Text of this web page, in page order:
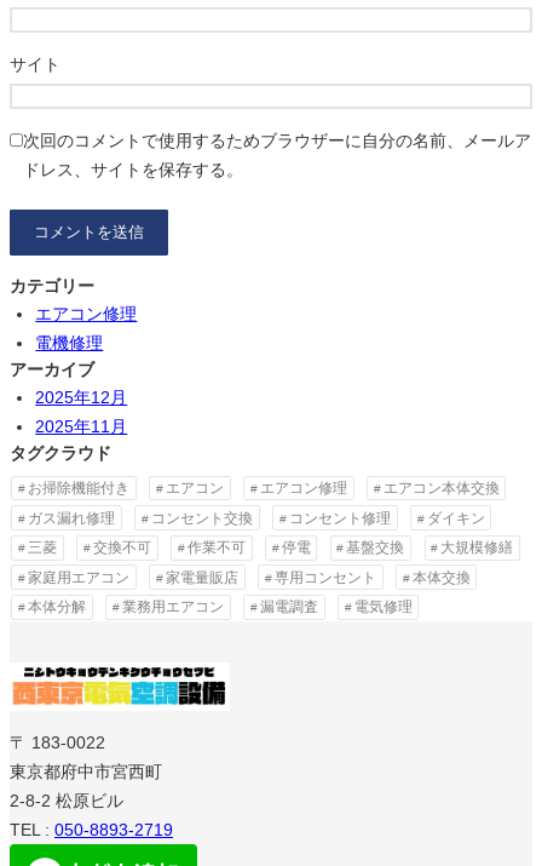
サイト
次回のコメントで使用するためブラウザーに自分の名前、メールア
ドレス、サイトを保存する。
カテゴリー
エアコン修理
電機修理
アーカイブ
2025年12月
2025年11月
タグクラウド
お掃除機能付き エアコン エアコン修理
エアコン本体交換
ガス漏れ修理
コンセント交換 コンセント修理
ダイキン
三菱
交換不可 作業不可 停電 基盤交換
大規模修繕
家庭用エアコン
家電量販店 専用コンセント
本体交換
本体分解
業務用エアコン 漏電調査 電気修理
〒 183-0022
東京都府中市宮西町
2-8-2 松原ビル
TEL : 050-8893-2719